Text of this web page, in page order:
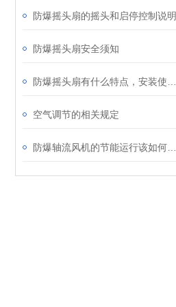
防爆摇头扇的摇头和启停控制说明
防爆摇头扇安全须知
空气调节的相关规定